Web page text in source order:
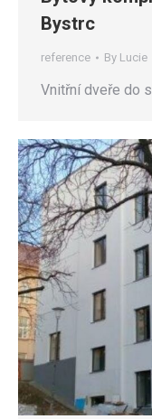
Bystrc
reference By Lucie
Vnitřní dveře do